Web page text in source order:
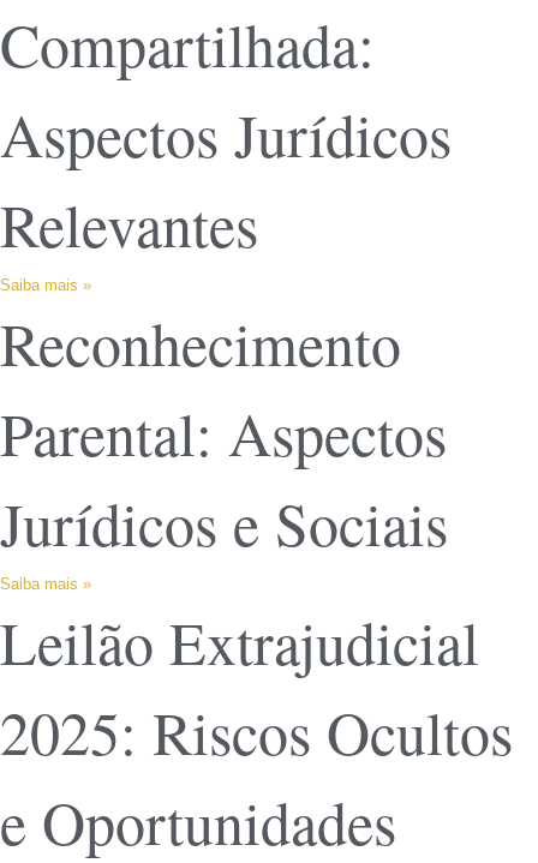
Compartilhada:
Aspectos Jurídicos
Relevantes
Saiba mais »
Reconhecimento
Parental: Aspectos
Jurídicos e Sociais
Saiba mais »
Leilão Extrajudicial
2025: Riscos Ocultos
e Oportunidades